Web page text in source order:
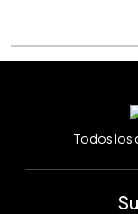
Todos los